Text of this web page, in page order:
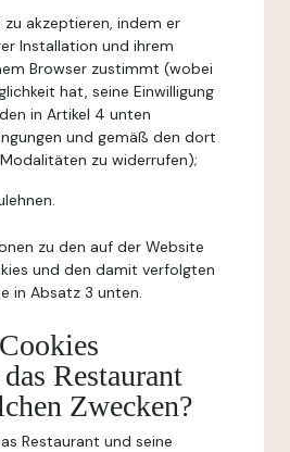
akzeptieren, indem er
Installation und ihrem
Browser zustimmt (wobei
hat, seine Einwilligung
in Artikel 4 unten
und gemäß den dort
zu widerrufen);
zu den auf der Website
und den damit verfolgten
in Absatz 3 unten.
Restaurant
Zwecken?
Restaurant und seine